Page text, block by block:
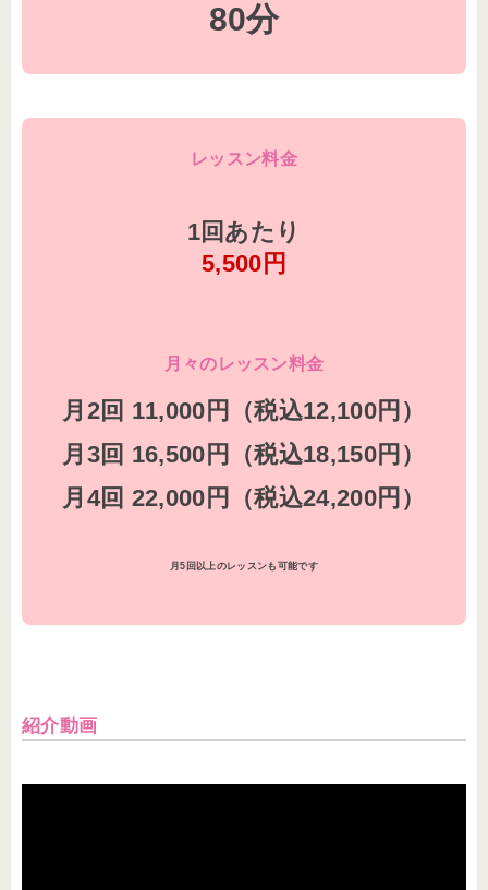
80分
レッスン料金
1回あたり
5,500円
月々のレッスン料金
月2回 11,000円（税込12,100円）
月3回 16,500円（税込18,150円）
月4回 22,000円（税込24,200円）
月5回以上のレッスンも可能です
紹介動画